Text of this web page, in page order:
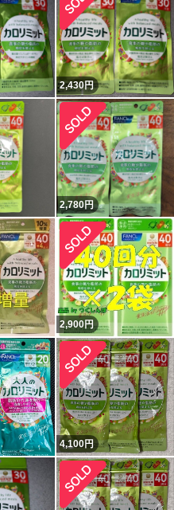
2,430円
2,780円
2,900円
4,100円